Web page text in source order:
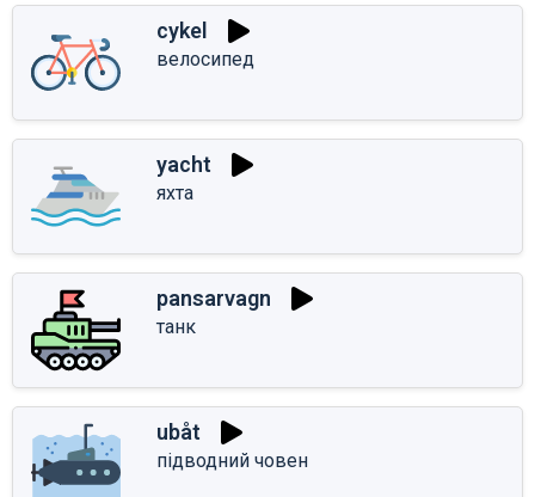
cykel
велосипед
yacht
яхта
pansarvagn
танк
ubåt
підводний човен